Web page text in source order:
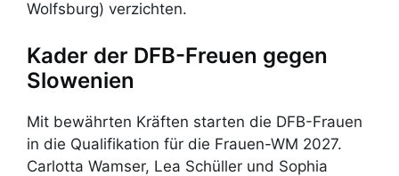
Wolfsburg) verzichten.
Kader der DFB-Freuen gegen
Slowenien
Mit bewährten Kräften starten die DFB-Frauen
in die Qualifikation für die Frauen-WM 2027.
Carlotta Wamser, Lea Schüller und Sophia